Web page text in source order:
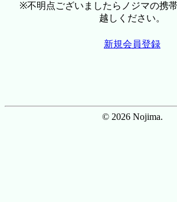
※不明点ございましたらノジマの携
越しください。
新規会員登録
© 2026 Nojima.